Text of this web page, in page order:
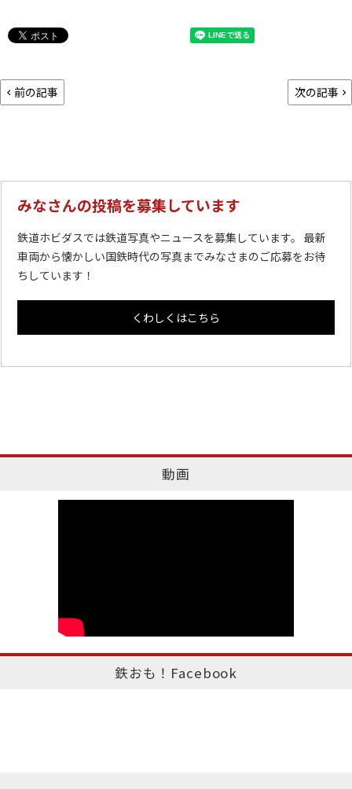
前の記事 次の記事
みなさんの投稿を募集しています
鉄道ホビダスでは鉄道写真やニュースを募集しています。 最新
車両から懐かしい国鉄時代の写真までみなさまのご応募をお待
ちしています！
くわしくはこちら
動画
鉄おも！Facebook